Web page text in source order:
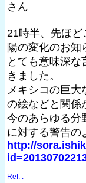
さん
21時半、先ほど
陽の変化のお知
とても意味深な
きました。
メキシコの巨大
の絵などと関係
今のあらゆる分
に対する警告の
http://
Ref. :